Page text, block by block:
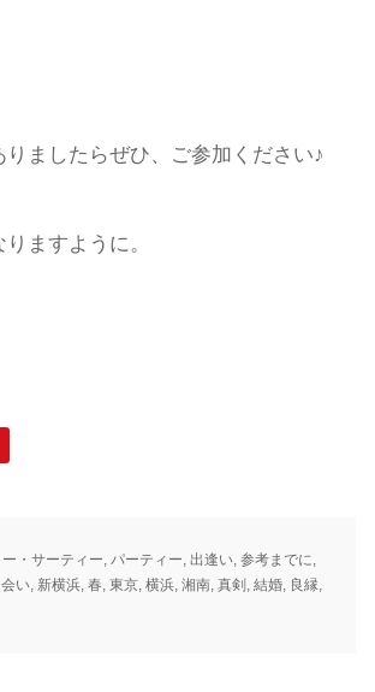
ましたらぜひ、ご参加ください♪
ますように。
・サーティー, パーティー, 出逢い, 参考までに,
い, 新横浜, 春, 東京, 横浜, 湘南, 真剣 , 結婚, 良縁,